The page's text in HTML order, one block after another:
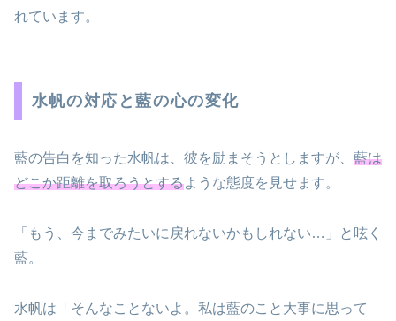
れています。
水帆の対応と藍の心の変化
藍の告白を知った水帆は、彼を励まそうとしますが、 藍は
どこか距離を取ろうとするような態度を見せます。
「もう、今までみたいに戻れないかもしれない…」と呟く
藍。
水帆は「そんなことないよ。私は藍のこと大事に思って